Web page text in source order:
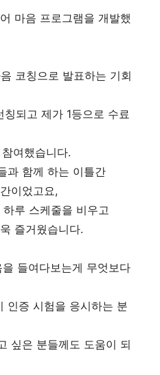
마음 프로그램을 개발했
코칭으로 발표하는 기회
되고 제가 1등으로 수료
여했습니다.
과 함께 하는 이틀간
이었고요,
루 스케줄을 비우고
즐거웠습니다.
들여다보는게 무엇보다
인증 시험을 응시하는 분
싶은 분들께도 도움이 되